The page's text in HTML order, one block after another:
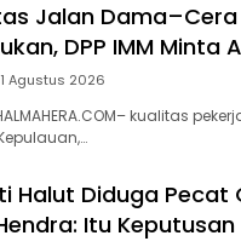
Jalan Dama–Cera
DPP IMM Minta
1 Agustus 2026
kualitas
Halut Diduga Pecat
Itu